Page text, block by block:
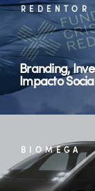
REDENTOR
Branding,
Impacto
BIOMEGA